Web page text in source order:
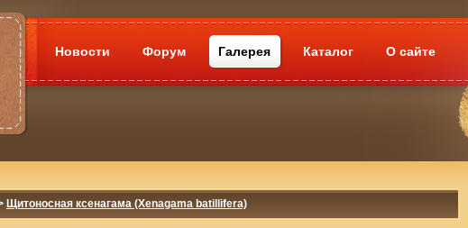
Новости Форум Галерея Каталог О сайте
Щитоносная ксенагама (Xenagama batillifera)